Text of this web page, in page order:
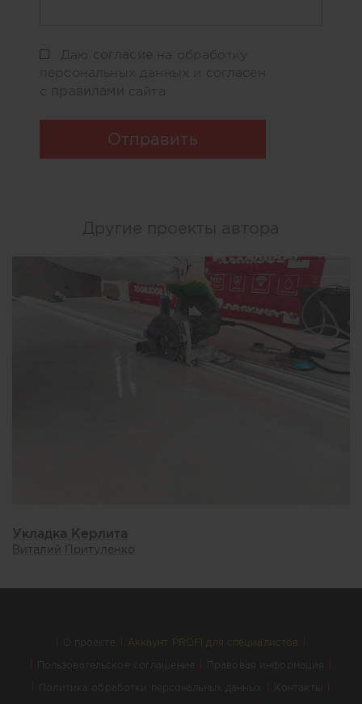
Даю
на обработку
персональных данных и согласен
с
сайта
Отправить
Укладка Керлита
Виталий Притуленко
О проекте Аккаунт PROFI для специалистов
Пользовательское соглашение Правовая информация
Политика обработки персональных данных Контакты